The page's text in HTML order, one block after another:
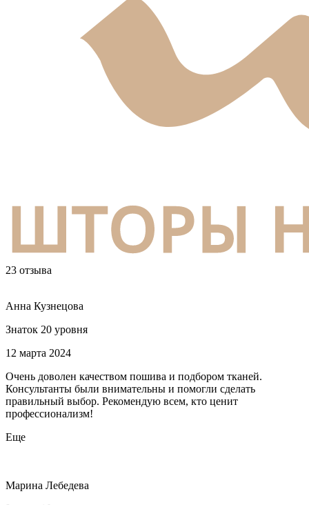
23 отзыва
Анна Кузнецова
Знаток 20 уровня
12 марта 2024
Очень доволен качеством пошива и подбором тканей.
Консультанты были внимательны и помогли сделать
правильный выбор. Рекомендую всем, кто ценит
профессионализм!
Еще
Марина Лебедева